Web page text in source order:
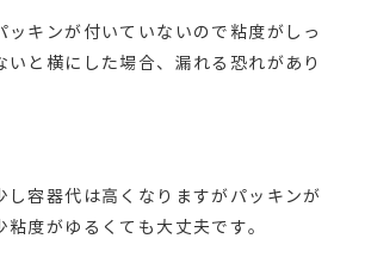
ッキンが付いていないので粘度がしっ
いと横にした場合、漏れる恐れがあり
し容器代は高くなりますがパッキンが
粘度がゆるくても大丈夫です。